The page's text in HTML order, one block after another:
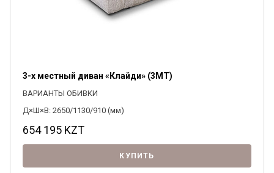
3-х местный диван «Клайди» (3MT)
ВАРИАНТЫ ОБИВКИ
Д×Ш×В: 2650/1130/910 (мм)
654 195 KZT
КУПИТЬ